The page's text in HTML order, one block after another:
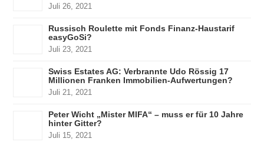
Juli 26, 2021
Russisch Roulette mit Fonds Finanz-Haustarif
easyGoSi?
Juli 23, 2021
Swiss Estates AG: Verbrannte Udo Rössig 17
Millionen Franken Immobilien-Aufwertungen?
Juli 21, 2021
Peter Wicht „Mister MIFA“ – muss er für 10 Jahre
hinter Gitter?
Juli 15, 2021